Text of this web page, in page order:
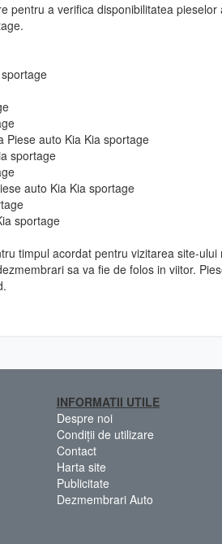
pentru a verifica disponibilitatea pieselor
Piese auto Kia Kia sportage
sportage
auto Kia Kia sportage
sportage
timpul acordat pentru vizitarea site-ului
sa va fie de folos in viitor.
INFORMATII UTILE
Despre noi
Condiții de utilizare
Contact
Harta site
Publicitate
Dezmembrari Auto